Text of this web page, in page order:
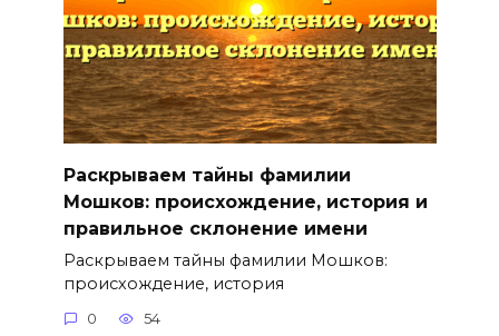
Раскрываем тайны фамилии
Мошков: происхождение, история и
правильное склонение имени
Раскрываем тайны фамилии Мошков:
происхождение, история
0 54